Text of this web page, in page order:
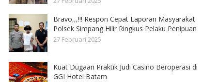
Bravo,,,!!! Respon Cepat Laporan Masyarakat
Polsek Simpang Hilir Ringkus Pelaku Penipuan
27 Februari 2025
Kuat Dugaan Praktik Judi Casino Beroperasi di
GGI Hotel Batam